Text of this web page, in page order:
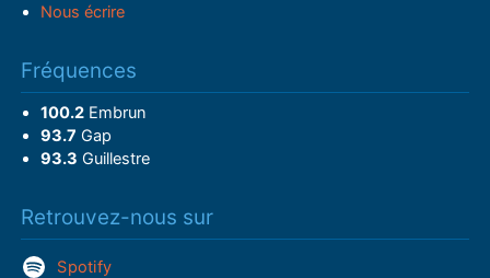
Nous écrire
Fréquences
100.2Embrun
93.7 Gap
93.3 Guillestre
Retrouvez-nous sur
Spotify